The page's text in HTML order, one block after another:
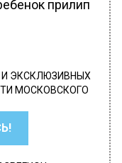
прилип
ЭКСКЛЮЗИВНЫХ
МОСКОВСКОГО